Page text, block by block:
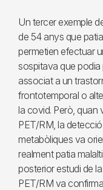
Un tercer exemple
de 54 anys que
permetien efectuar
sospitava que
associat a un
frontotemporal o
la covid. Però, quan
PET/RM, la detecció
metabòliques va
realment patia
posterior estudi de
PET/RM va